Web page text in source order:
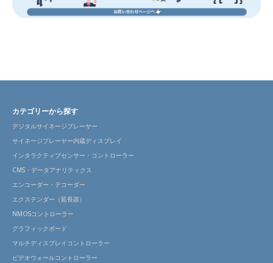
カテゴリーから探す
デジタルサイネージプレーヤー
サイネージプレーヤー内蔵ディスプレイ
インタラクティブセンサー・コントローラー
CMS・データアナリティクス
エンコーダー・デコーダー
エクステンダー（延長器）
NMOSコントローラー
グラフィックボード
マルチディスプレイコントローラー
ビデオウォールコントローラー